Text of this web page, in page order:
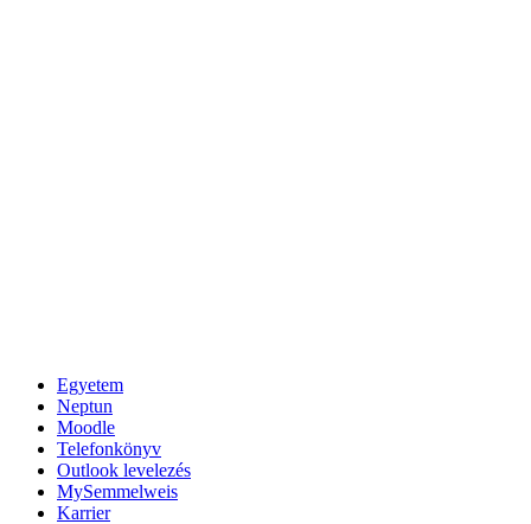
Egyetem
Neptun
Moodle
Telefonkönyv
Outlook levelezés
MySemmelweis
Karrier